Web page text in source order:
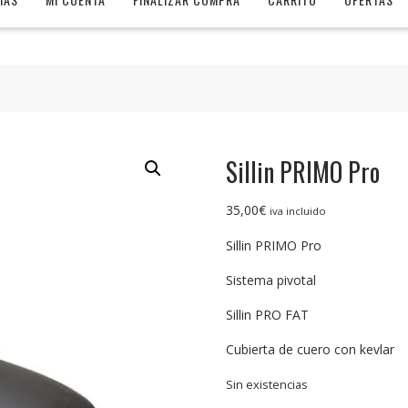
Sillin PRIMO Pro
35,00€ iva incluido
Sillin PRIMO Pro
Sistema pivotal
Sillin PRO FAT
Cubierta de cuero con kevlar
Sin existencias